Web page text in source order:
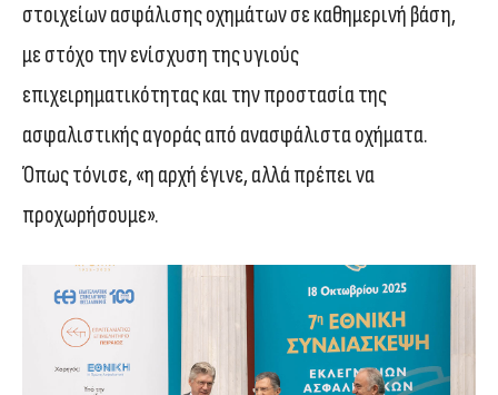
στοιχείων ασφάλισης οχημάτων σε καθημερινή βάση,
με στόχο την ενίσχυση της υγιούς
επιχειρηματικότητας και την προστασία της
ασφαλιστικής αγοράς από ανασφάλιστα οχήματα.
Όπως τόνισε, «η αρχή έγινε, αλλά πρέπει να
προχωρήσουμε».